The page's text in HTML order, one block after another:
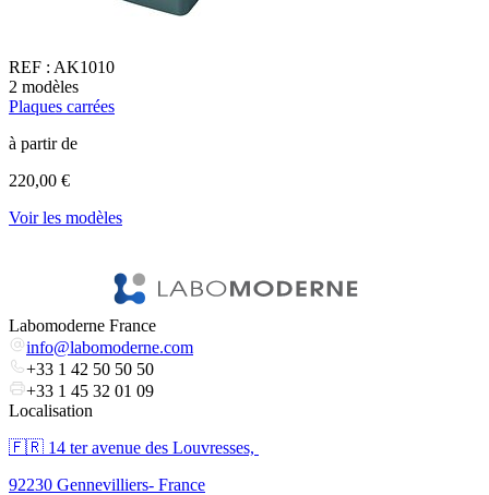
REF : AK1010
2 modèles
Plaques carrées
à partir de
220,00 €
Voir les modèles
Labomoderne France
info@labomoderne.com
+33 1 42 50 50 50
+33 1 45 32 01 09
Localisation
🇫🇷 ​14 ter avenue des Louvresses,
92230 Gennevilliers- France